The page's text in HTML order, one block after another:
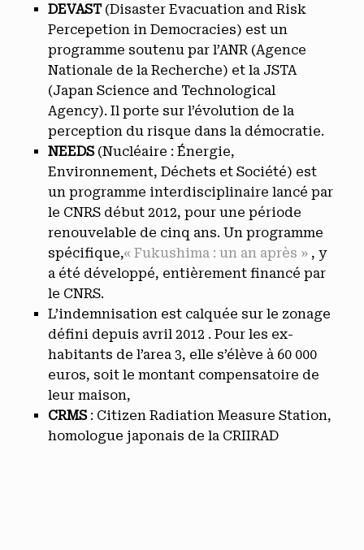
DEVAST(Disaster Evacuation and Risk
Percepetion in Democracies) est un
programme soutenu par l’ANR (Agence
Nationale de la Recherche) et la JSTA
(Japan Science and Technological
Agency). Il porte sur l’évolution de la
perception du risque dans la démocratie.
NEEDS(Nucléaire : Énergie,
Environnement, Déchets et Société) est
un programme interdisciplinaire lancé par
le CNRS début 2012, pour une période
renouvelable de cinq ans. Un programme
spécifique,« Fukushima : un an après » , y
a été développé, entièrement financé par
le CNRS.
L’indemnisation est calquée sur le zonage
défini depuis avril 2012 . Pour les ex-
habitants de l’area 3, elle s’élève à 60 000
euros, soit le montant compensatoire de
leur maison,
CRMS: Citizen Radiation Measure Station,
homologue japonais de la CRIIRAD